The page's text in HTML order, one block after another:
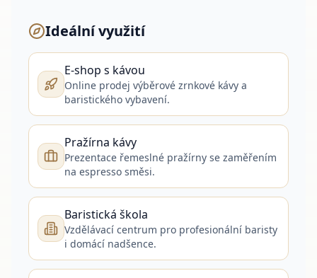
Ideální využití
E-shop s kávou
Online prodej výběrové zrnkové kávy a
baristického vybavení.
Pražírna kávy
Prezentace řemeslné pražírny se zaměřením
na espresso směsi.
Baristická škola
Vzdělávací centrum pro profesionální baristy
i domácí nadšence.